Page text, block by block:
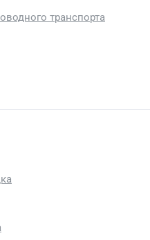
транспорта